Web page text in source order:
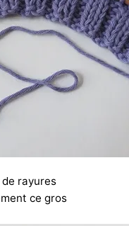
de rayures
ce gros